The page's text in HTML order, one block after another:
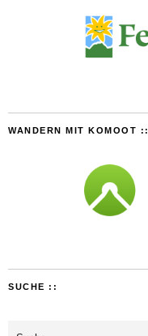
WANDERN MIT KOMOOT ::
SUCHE ::